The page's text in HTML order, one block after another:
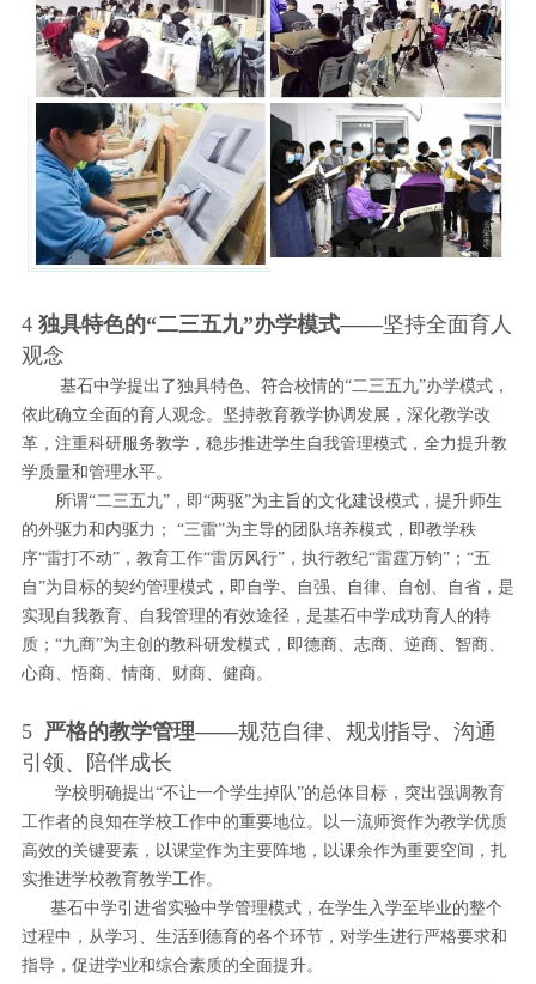
4独具特色的“二三五九”办学模式——坚持全面育人
观念
基石中学提出了独具特色、符合校情的“二三五九”办学模式，
依此确立全面的育人观念。坚持教育教学协调发展，深化教学改
革，注重科研服务教学，稳步推进学生自我管理模式，全力提升教
学质量和管理水平。
所谓“二三五九”，即“两驱”为主旨的文化建设模式，提升师生
的外驱力和内驱力； “三雷”为主导的团队培养模式，即教学秩
序“雷打不动”，教育工作“雷厉风行”，执行教纪“雷霆万钧”；“五
自”为目标的契约管理模式，即自学、自强、自律、自创、自省，是
实现自我教育、自我管理的有效途径，是基石中学成功育人的特
质；“九商”为主创的教科研发模式，即德商、志商、逆商、智商、
心商、悟商、情商、财商、健商。
5严格的教学管理——规范自律、规划指导、沟通
引领、陪伴成长
学校明确提出“不让一个学生掉队”的总体目标，突出强调教育
工作者的良知在学校工作中的重要地位。以一流师资作为教学优质
高效的关键要素，以课堂作为主要阵地，以课余作为重要空间，扎
实推进学校教育教学工作。
基石中学引进省实验中学管理模式，在学生入学至毕业的整个
过程中，从学习、生活到德育的各个环节，对学生进行严格要求和
指导，促进学业和综合素质的全面提升。